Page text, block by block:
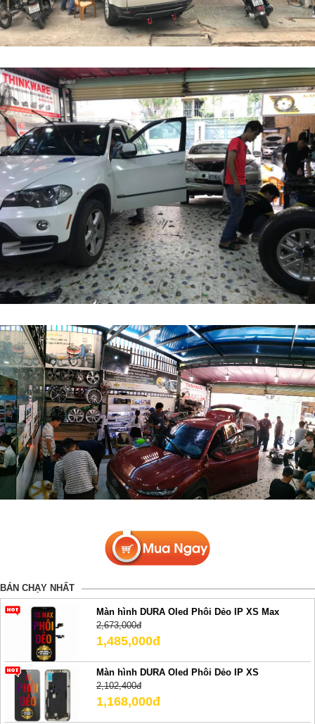
BÁN CHẠY NHẤT
Màn hình DURA Oled Phôi Dẻo IP XS Max
2,673,000đ
1,485,000đ
Màn hình DURA Oled Phôi Dẻo IP XS
2,102,400đ
1,168,000đ